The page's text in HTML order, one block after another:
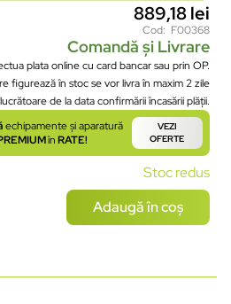
889,18lei
Cod: F00368
Comandă și Livrare
plata online cu card bancar sau prin OP.
figurează în stoc se vor livra în maxim 2 zile
lucrătoare de la data confirmării încasării plății.
echipamente și aparatură
înRATE!
VEZI
OFERTE
Stoc redus
Adaugă în coș